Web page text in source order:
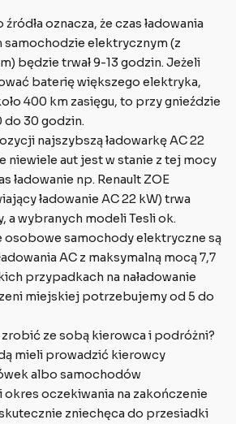
oznacza, że czas ładowania
samochodzie elektrycznym (z
będzie trwał 9-13 godzin. Jeżeli
baterię większego elektryka,
400 km zasięgu, to przy gnieździe
do 30 godzin.
najszybszą ładowarkę AC 22
niewiele aut jest w stanie z tej mocy
ładowanie np. Renault ZOE
ładowanie AC 22 kW) trwa
a wybranych modeli Tesli ok.
osobowe samochody elektryczne są
AC z maksymalną mocą 7,7
przypadkach na naładowanie
miejskiej potrzebujemy od 5 do
zrobić ze sobą kierowca i podróżni?
mieli prowadzić kierowcy
albo samochodów
okres oczekiwania na zakończenie
zniechęca do przesiadki